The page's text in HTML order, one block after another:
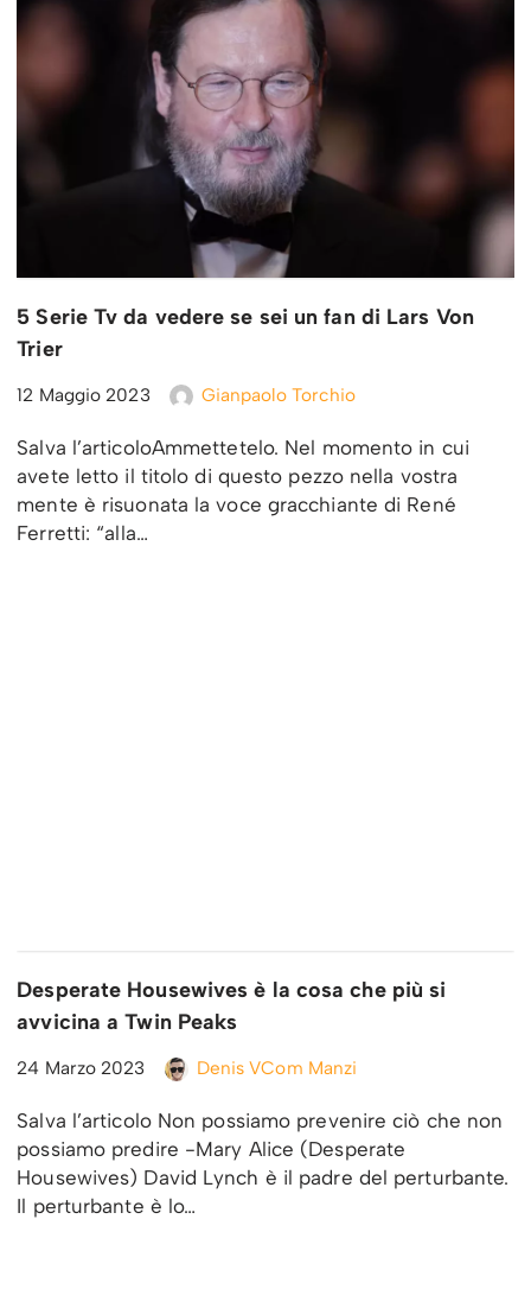
5 Serie Tv da vedere se sei un fan di Lars Von
Trier
12 Maggio 2023 Gianpaolo Torchio
Salva l’articoloAmmettetelo. Nel momento in cui
avete letto il titolo di questo pezzo nella vostra
mente è risuonata la voce gracchiante di René
Ferretti: “alla…
Desperate Housewives è la cosa che più si
avvicina a Twin Peaks
24 Marzo 2023 Denis VCom Manzi
Salva l’articolo Non possiamo prevenire ciò che non
possiamo predire -Mary Alice (Desperate
Housewives) David Lynch è il padre del perturbante.
Il perturbante è lo…